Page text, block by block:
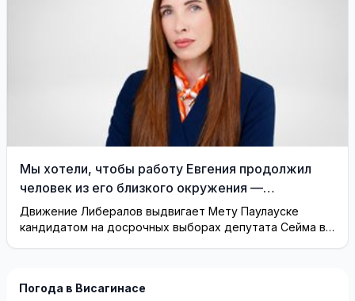
Мы хотели, чтобы работу Евгения продолжил
человек из его близкого окружения —
Висагинское отделение Либерального движения
Движение Либералов выдвигает Мету Паулауске
кандидатом на досрочных выборах депутата Сейма в
Погода в Висагинасе